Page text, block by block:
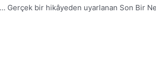
… Gerçek bir hikâyeden uyarlanan Son Bir